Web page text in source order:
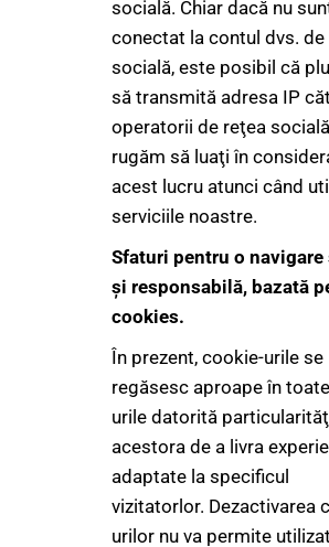
socială. Chiar dacă nu
conectat la contul dvs. de
socială, este posibil că
să transmită adresa IP
operatorii de reţea
rugăm să luaţi în
acest lucru atunci când
serviciile noastre.
Sfaturi pentru o navigare
şi responsabilă, bazată
cookies.
În prezent, cookie-urile se
regăsesc aproape în
urile datorită
acestora de a livra
adaptate la specificul
vizitatorlor. Dezactivarea
urilor nu va permite